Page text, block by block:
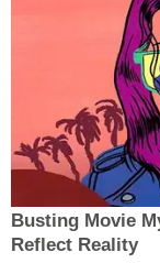
Busting Movie
Reflect Reality